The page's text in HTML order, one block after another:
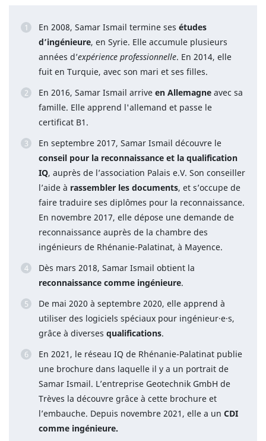
En 2008, Samar Ismail termine ses études
d’ingénieure, en Syrie. Elle accumule plusieurs
années d’expérience professionnelle. En 2014, elle
fuit en Turquie, avec son mari et ses filles.
En 2016, Samar Ismail arrive en Allemagne avec sa
famille. Elle apprend l'allemand et passe le
certificat B1.
En septembre 2017, Samar Ismail découvre le
conseil pour la reconnaissance et la qualification
IQ, auprès de l’association Palais e.V. Son conseiller
l’aide à rassembler les documents, et s’occupe de
faire traduire ses diplômes pour la reconnaissance.
En novembre 2017, elle dépose une demande de
reconnaissance auprès de la chambre des
ingénieurs de Rhénanie-Palatinat, à Mayence.
Dès mars 2018, Samar Ismail obtient la
reconnaissance comme ingénieure.
De mai 2020 à septembre 2020, elle apprend à
utiliser des logiciels spéciaux pour ingénieur·e·s,
grâce à diverses qualifications.
En 2021, le réseau IQ de Rhénanie-Palatinat publie
une brochure dans laquelle il y a un portrait de
Samar Ismail. L’entreprise Geotechnik GmbH de
Trèves la découvre grâce à cette brochure et
l’embauche. Depuis novembre 2021, elle a un CDI
comme ingénieure.